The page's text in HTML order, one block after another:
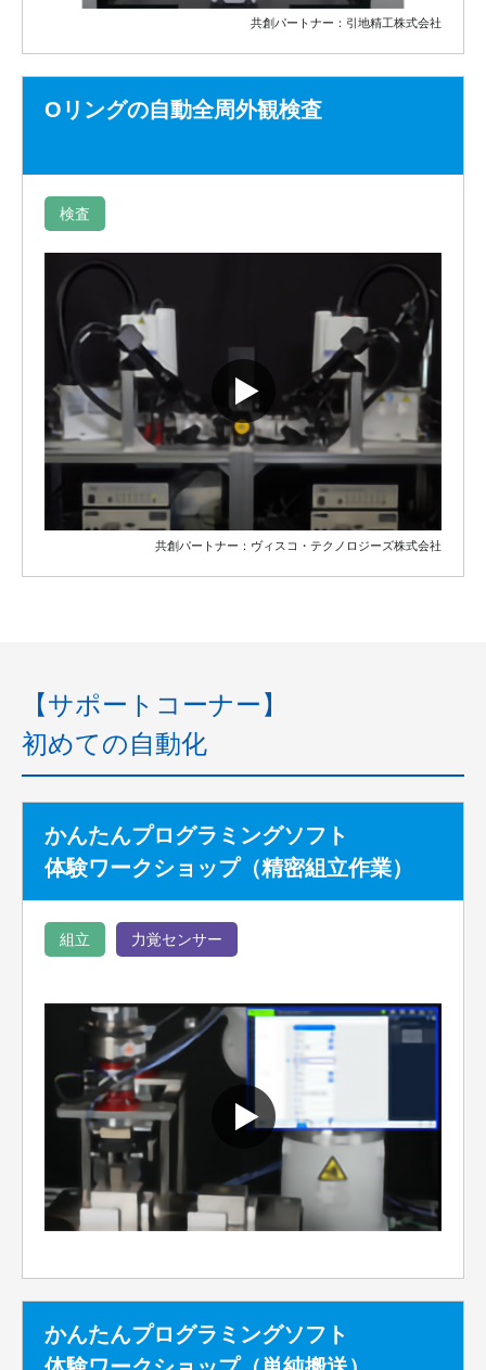
共創パートナー：引地精工株式会社
Oリングの自動全周外観検査
検査
共創パートナー：ヴィスコ・テクノロジーズ株式会社
【サポートコーナー】
初めての自動化
かんたんプログラミングソフト
体験ワークショップ（精密組立作業）
組立 力覚センサー
かんたんプログラミングソフト